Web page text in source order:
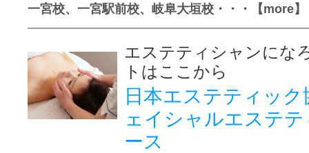
一宮校、一宮駅前校、岐阜大垣校・・・【more】
エステティシャンにな
トはここから
日本エステティッ
ェイシャルエステ
ース